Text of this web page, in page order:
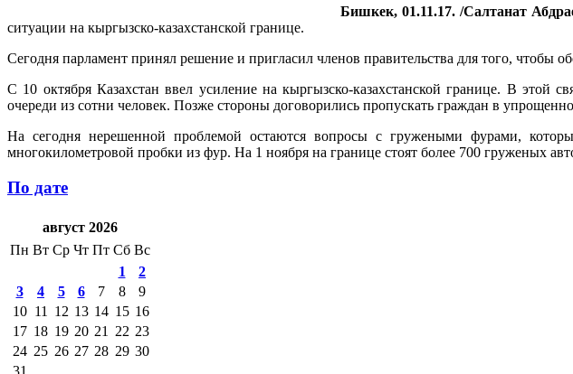
Бишкек, 01.11.17. /Салтанат
ситуации на кыргызско-казахстанской границе.
Сегодня парламент принял решение и пригласил членов правительства для того, чтобы
С 10 октября Казахстан ввел усиление на кыргызско-казахстанской границе. В этой
очереди из сотни человек. Позже стороны договорились пропускать граждан в
На сегодня нерешенной проблемой остаются вопросы с гружеными фурами,
многокилометровой пробки из фур. На 1 ноября на границе стоят более 700 груженых
По дате
август 2026
Пн Вт Ср Чт Пт Сб Вс
1
2
3
4 5 6 7 8
9
10 11 12 13 14 15 16
17 18 19 20 21 22 23
24 25 26 27 28 29 30